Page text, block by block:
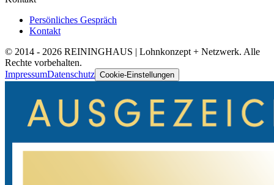
Persönliches Gespräch
Kontakt
© 2014 - 2026 REININGHAUS | Lohnkonzept + Netzwerk. Alle
Rechte vorbehalten.
ImpressumDatenschutz Cookie-Einstellungen